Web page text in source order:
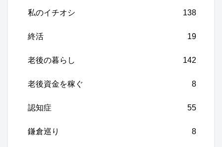
私のイチオシ 138
終活 19
老後の暮らし 142
老後資金を稼ぐ 8
認知症 55
鎌倉巡り 8